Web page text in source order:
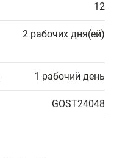
12
2 рабочих дня(ей)
1 рабочий день
GOST24048